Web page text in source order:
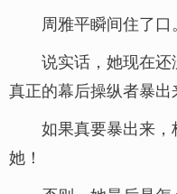
周雅平瞬间住了口。
说实话，她现在
真正的幕后操纵者暴出
如果真要暴出来
她！